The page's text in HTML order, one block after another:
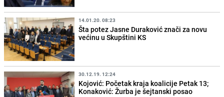
14.01.20. 08:23
Šta potez Jasne Duraković znači za novu
većinu u Skupštini KS
30.12.19. 12:24
Kojović: Početak kraja koalicije Petak 13;
Konaković: Žurba je šejtanski posao